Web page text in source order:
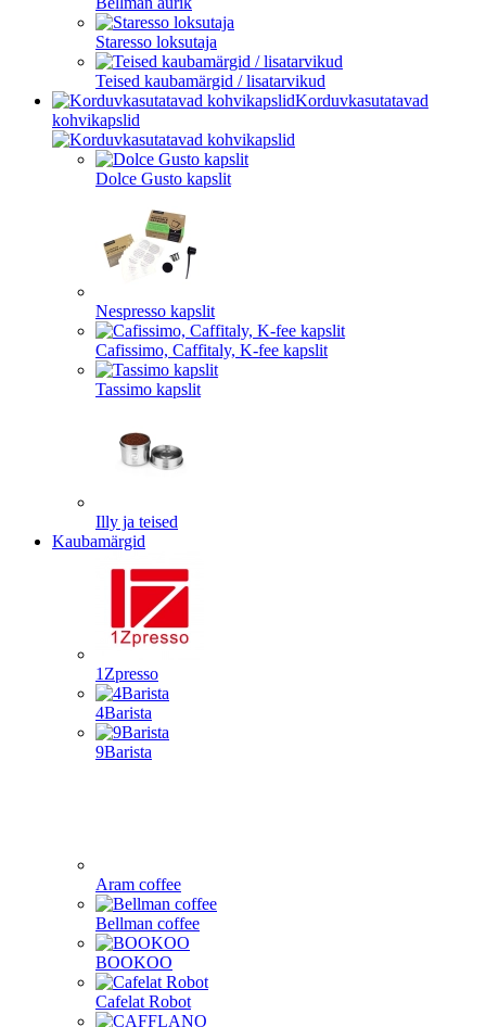
Staresso loksutaja
Teised kaubamärgid / lisatarvikud
Korduvkasutatavad
kohvikapslid
Dolce Gusto kapslit
Nespresso kapslit
Cafissimo, Caffitaly, K-fee kapslit
Tassimo kapslit
Illy ja teised
Kaubamärgid
1Zpresso
4Barista
9Barista
Aram coffee
Bellman coffee
BOOKOO
Cafelat Robot